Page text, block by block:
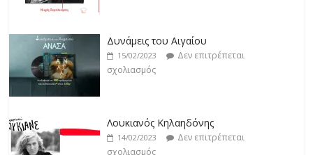
19/02/2023
Δεν επιτρέπεται
σχολιασμός
19/02/2023
Δεν επιτρέπεται
σχολιασμός
Λουκιανός Κηλαηδόνης
14/02/2023
Δεν επιτρέπεται
σχολιασμός
Ελένη Τσαλιγοπούλου
13/02/2023
Δεν επιτρέπεται
σχολιασμός